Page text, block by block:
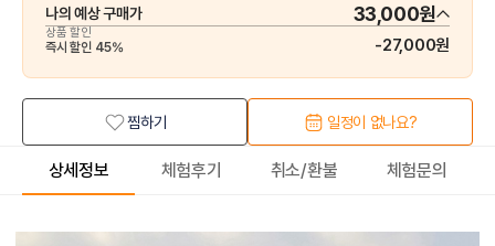
나의 예상 구매가 33,000원
상품 할인
즉시 할인 45% -27,000원
찜하기 일정이 없나요?
상세정보 체험후기 취소/환불 체험문의